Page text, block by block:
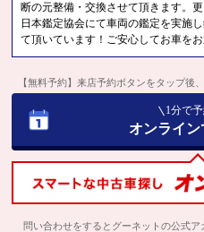
断の元整備・交換させて頂きます。
日本鑑定協会にて車両の鑑定を実施
て頂いています！ご安心してお車を
【無料予約】来店予約ボタンをタップ後
1分で
オンライ
問い合わせをするとグーネットの公式